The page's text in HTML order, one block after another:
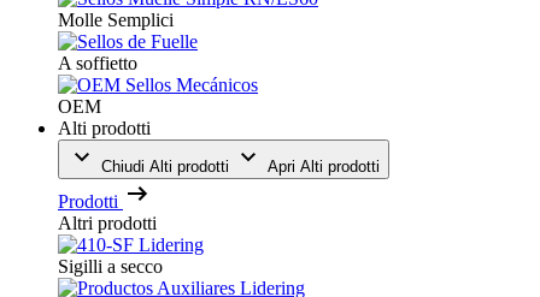
Molle Semplici
A soffietto
OEM
Alti prodotti
Chiudi Alti prodotti Apri Alti prodotti
Prodotti
Altri prodotti
Sigilli a secco